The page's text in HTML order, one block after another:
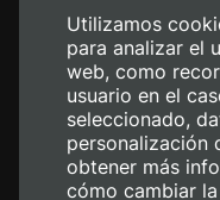
Utilizamos
para analizar el
web, como
usuario en el
seleccionado,
personalización
obtener más
cómo cambiar